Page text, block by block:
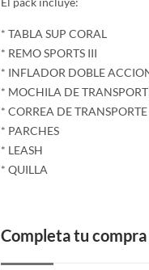
* TABLA SUP CORAL
* REMO SPORTS III
* INFLADOR DOBLE
* MOCHILA DE
* CORREA DE
* PARCHES
* LEASH
* QUILLA
Completa tu